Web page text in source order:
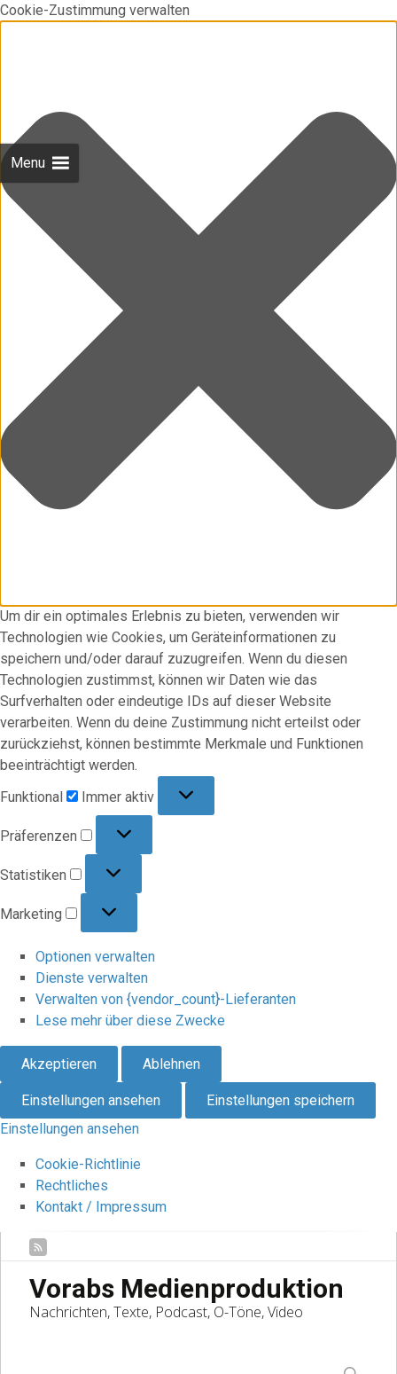
Cookie-Zustimmung verwalten
Um dir ein optimales Erlebnis zu bieten, verwenden wir
Technologien wie Cookies, um Geräteinformationen zu
speichern und/oder darauf zuzugreifen. Wenn du diesen
Technologien zustimmst, können wir Daten wie das
Surfverhalten oder eindeutige IDs auf dieser Website
verarbeiten. Wenn du deine Zustimmung nicht erteilst oder
zurückziehst, können bestimmte Merkmale und Funktionen
beeinträchtigt werden.
Funktional
Immer aktiv
Präferenzen
Statistiken
Marketing
Optionen verwalten
Dienste verwalten
Verwalten von {vendor_count}-Lieferanten
Lese mehr über diese Zwecke
Akzeptieren Ablehnen
Einstellungen ansehen
Einstellungen speichern
Einstellungen ansehen
Cookie-Richtlinie
Rechtliches
Kontakt / Impressum
Vorabs Medienproduktion
Nachrichten, Texte, Podcast, O-Töne, Video
Menu
Suchen